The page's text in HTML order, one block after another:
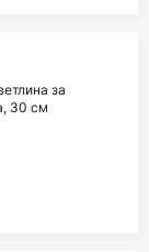
за
30 см